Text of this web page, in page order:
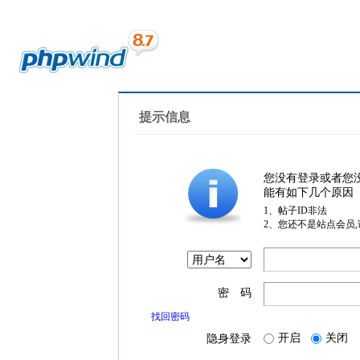
提示信息
您没有登录或者您
能有如下几个原因
1、帖子ID非法
2、您还不是站点会员
密 码
找回密码
隐身登录 开启 关闭